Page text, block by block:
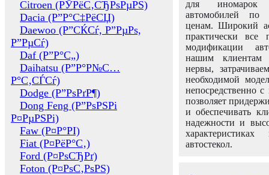
Citroen (РЎРёС‚СЂРѕРµРЅ)
Dacia (Р”Р°С‡РёСЏ)
Daewoo (Р”СЌСѓ, Р”РµРѕ,
Р”РµСѓ)
Daf (Р”Р°С„)
Daihatsu (Р”Р°Р№С…
Р°С‚СЃСѓ)
Dodge (Р”РѕРґР¶)
Dong Feng (Р”РѕРЅРі
Р¤РµРЅРі)
Faw (Р¤Р°РІ)
Fiat (Р¤РёР°С‚)
Ford (Р¤РѕСЂРґ)
Foton (Р¤РѕС‚РѕРЅ)
для иномарок
автомобилей
ценам. Широкий
практически все
модификации
нашим клиентам
нервы,
необходимой
непосредственно
позволяет
и обеспечивать
надежности и
автостекол.